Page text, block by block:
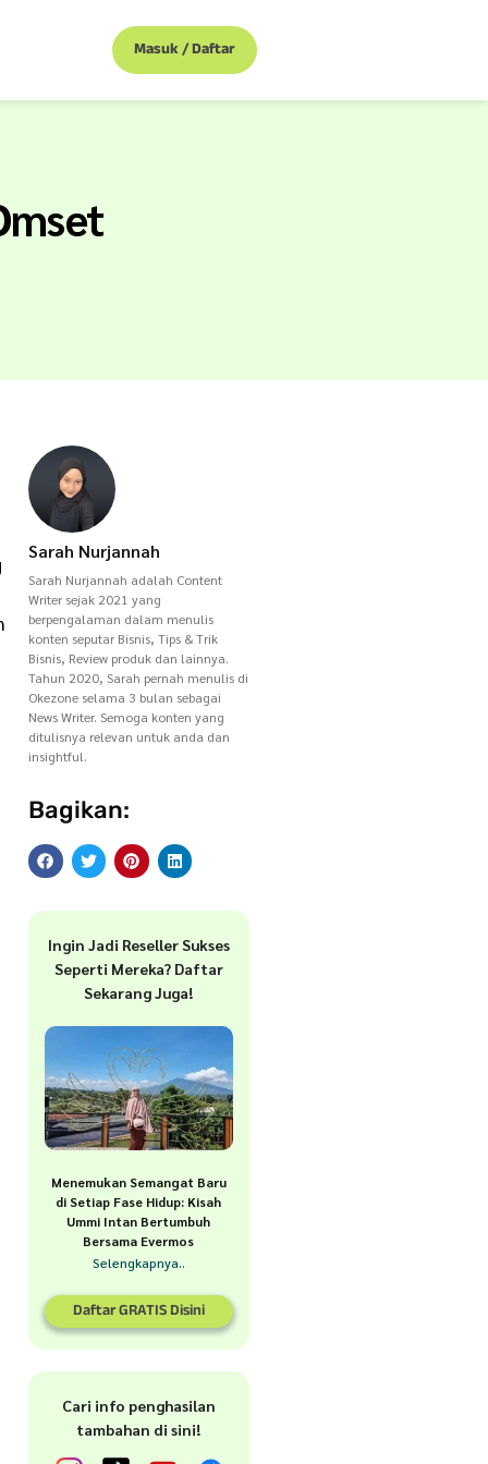
Masuk / Daftar
Sarah Nurjannah
Sarah Nurjannah adalah Content
Writer sejak 2021 yang
berpengalaman dalam menulis
konten seputar Bisnis, Tips & Trik
Bisnis, Review produk dan lainnya.
Tahun 2020, Sarah pernah menulis di
Okezone selama 3 bulan sebagai
News Writer. Semoga konten yang
ditulisnya relevan untuk anda dan
insightful.
Bagikan:
Ingin Jadi Reseller Sukses
Seperti Mereka? Daftar
Sekarang Juga!
Menemukan Semangat Baru
di Setiap Fase Hidup: Kisah
Ummi Intan Bertumbuh
Bersama Evermos
Selengkapnya..
Daftar GRATIS Disini
Cari info penghasilan
tambahan di sini!